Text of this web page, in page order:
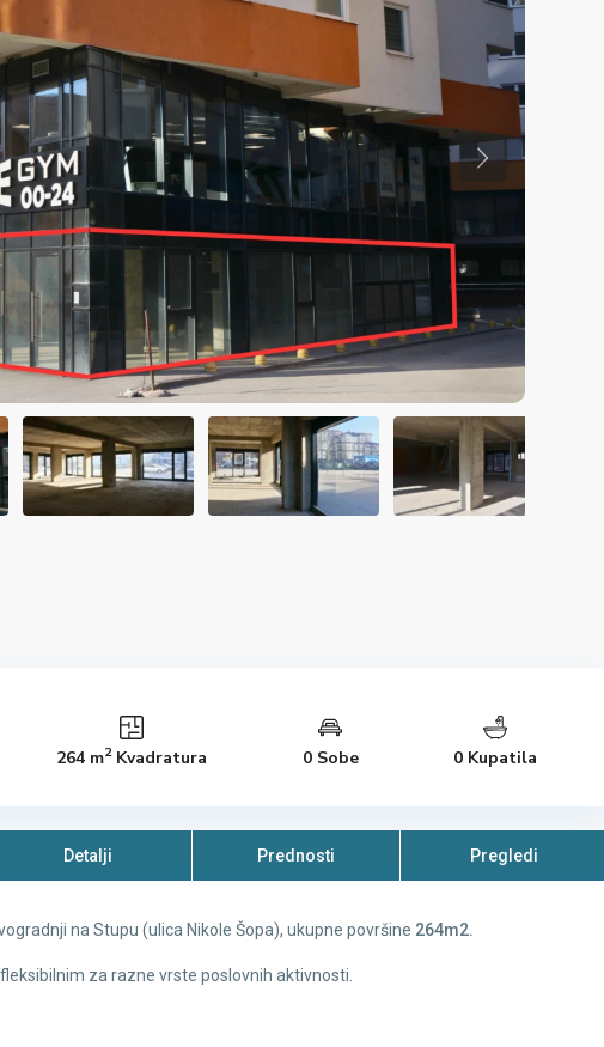
264 m2Kvadratura 0 Sobe 0 Kupatila
Detalji Prednosti Pregledi
na Stupu (ulica Nikole Šopa), ukupne površine 264m2.
za razne vrste poslovnih aktivnosti.